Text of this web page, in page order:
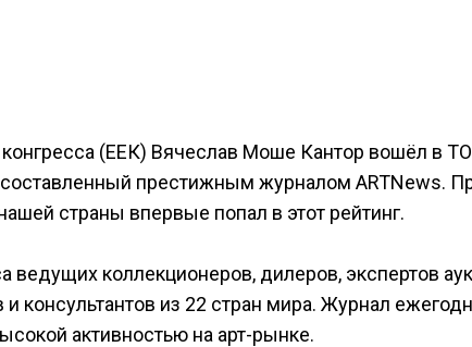
конгресса (ЕЕК) Вячеслав Моше Кантор вошёл в
престижным журналом ARTNews.
страны впервые попал в этот рейтинг.
ведущих коллекционеров, дилеров, экспертов
консультантов из 22 стран мира. Журнал
активностью на арт-рынке.